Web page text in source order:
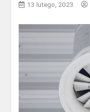
13 lutego, 2023